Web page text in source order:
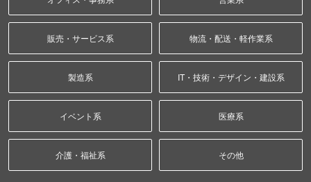
販売・サービス系 物流・配送・軽作業系
製造系 IT・技術・デザイン・建設系
イベント系 医療系
介護・福祉系 その他